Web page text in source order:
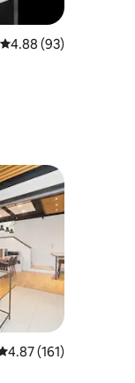
）
從 93 則評價中獲得
4.88 (93)
）
161 則評價中獲得
4.87 (161)